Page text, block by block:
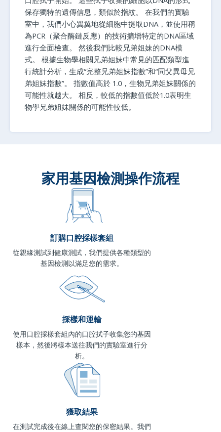
保存獨特的遺傳信息，類似於指紋。 在我們的實驗
室中，我們小心翼翼地從細胞中提取DNA，並使用稱
為PCR（聚合酶鏈反應）的技術擴增特定的DNA區域
進行全面檢查。 然後我們比較兄弟姐妹的DNA模
式。 根據生物學相關兄弟姐妹中常見的匹配類型進
行統計分析，生成“完整兄弟姐妹指數”和“同父異母兄
弟姐妹指數”。 指數值高於 1.0，生物兄弟姐妹關係的
可能性就越大。 相反，較低的指數值低於1.0表明生
物學兄弟姐妹關係的可能性較低。
家用基因檢測操作流程
訂購口腔採樣套組
從親緣測試到健康測試，我們提供各種類型的
基因檢測以滿足您的需求。
採樣和運輸
使用口腔採樣套組內的口腔拭子收集您的基因
樣本，然後將樣本送往我們的實驗室進行分
析。
獲取結果
在測試完成後在線上查閱您的保密結果。我們